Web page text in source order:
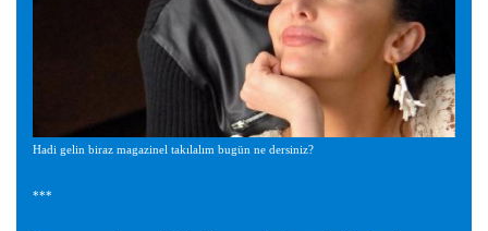
Hadi gelin biraz magazinel takılalım bugün ne dersiniz?
***